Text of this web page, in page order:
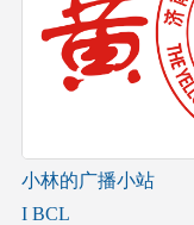
小林的广播小站
I BCL